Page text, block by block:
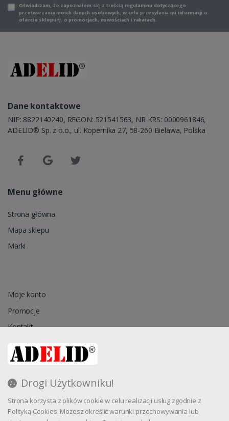
Drogi Użytkowniku!
Strona korzysta z plików cookie w celu realizacji usług zgodnie z
Polityką Cookies. Możesz określić warunki przechowywania lub
Oświadczam, że zapoznałem się z treścią regulaminu dotyczącego
przetwarzania moich danych osobowych, w celu przesyłania mi informacji o
ofercie sklepu tj. o promocjach, nowościach i rabatach.
Dane kontaktowe
NIP: 8822140240, REGON: 521541563, NR KRS: 0000961846,
ADELID® Sp. z o.o., ul. Kopernika 27, 58-260 Bielawa, Polska
Menu główne
Strona główna
Mapa sklepu
Marki
Moje konto
Promocje
Kontakt
Regulamin
Reklamacja